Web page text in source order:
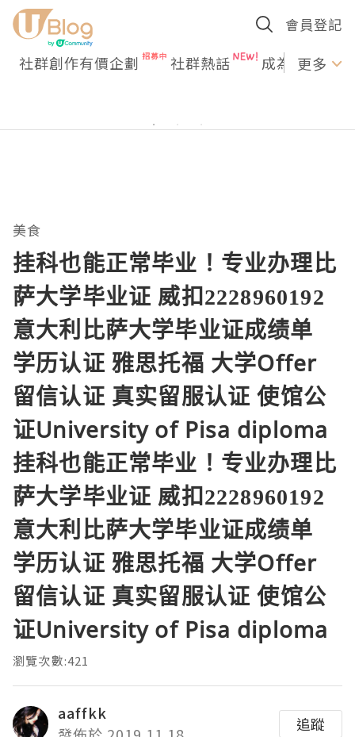
會員登記
社群創作有價企劃 社群熱話 成為U更多
美食
挂科也能正常毕业！专业办理比
萨大学毕业证 威扣2228960192
意大利比萨大学毕业证成绩单
学历认证 雅思托福 大学Offer
留信认证 真实留服认证 使馆公
证University of Pisa diploma
挂科也能正常毕业！专业办理比
萨大学毕业证 威扣2228960192
意大利比萨大学毕业证成绩单
学历认证 雅思托福 大学Offer
留信认证 真实留服认证 使馆公
证University of Pisa diploma
瀏覽次數:421
aaffkk
追蹤